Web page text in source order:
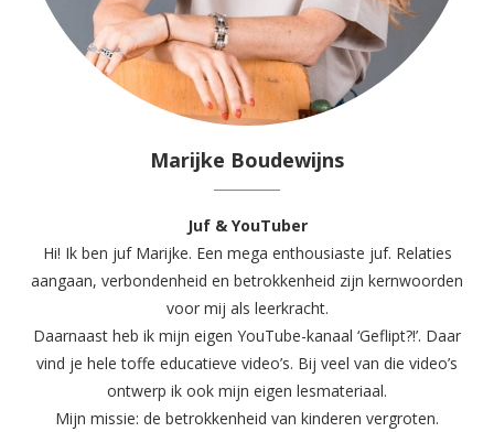
Marijke Boudewijns
Juf & YouTuber
Hi! Ik ben juf Marijke. Een mega enthousiaste juf. Relaties
aangaan, verbondenheid en betrokkenheid zijn kernwoorden
voor mij als leerkracht.
Daarnaast heb ik mijn eigen YouTube-kanaal ‘Geflipt?!’. Daar
vind je hele toffe educatieve video’s. Bij veel van die video’s
ontwerp ik ook mijn eigen lesmateriaal.
Mijn missie: de betrokkenheid van kinderen vergroten.